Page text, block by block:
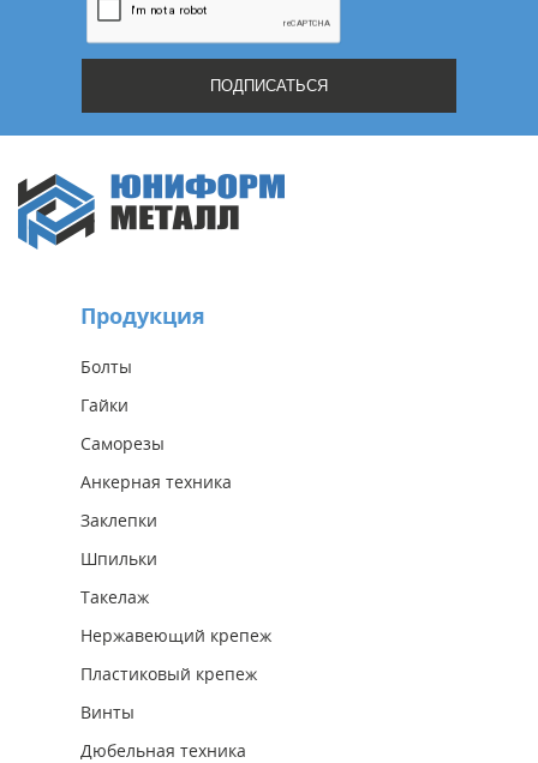
Продукция
Болты
Гайки
Саморезы
Анкерная техника
Заклепки
Шпильки
Такелаж
Нержавеющий крепеж
Пластиковый крепеж
Винты
Дюбельная техника